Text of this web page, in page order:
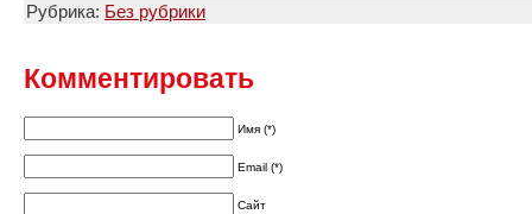
Рубрика: Без рубрики
Комментировать
Имя (*)
Email (*)
Сайт